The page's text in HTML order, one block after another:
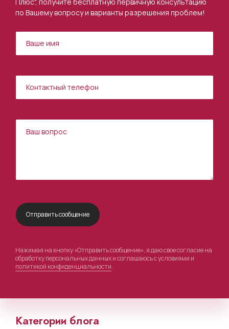
по Вашему вопросу и варианты разрешения проблем!
Нажимая на кнопку «Отправить сообщение», я даю свое согласие на
обработку персональных данных и соглашаюсь с условиями и
политикой конфиденциальности.
Категории блога